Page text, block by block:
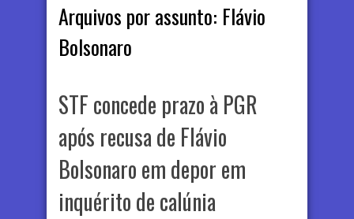
Arquivos por assunto: Flávio
Bolsonaro
STF concede prazo à PGR
após recusa de Flávio
Bolsonaro em depor em
inquérito de calúnia